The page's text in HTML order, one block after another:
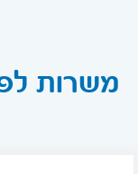
משרות